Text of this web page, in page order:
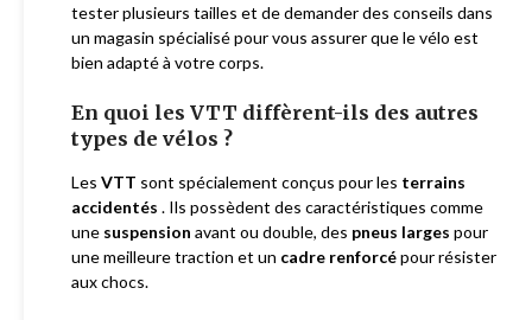
tester plusieurs tailles et de demander des conseils dans
un magasin spécialisé pour vous assurer que le vélo est
bien adapté à votre corps.
En quoi les VTT diffèrent-ils des autres
types de vélos ?
Les VTT sont spécialement conçus pour les terrains
accidentés . Ils possèdent des caractéristiques comme
une suspension avant ou double, des pneus larges pour
une meilleure traction et un cadre renforcépour résister
aux chocs.